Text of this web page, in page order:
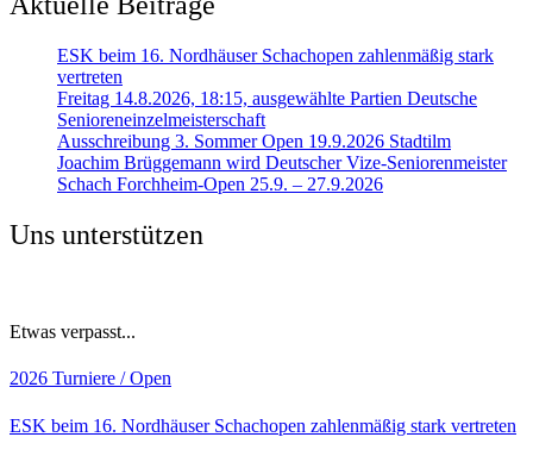
ESK beim 16. Nordhäuser Schachopen zahlenmäßig stark
vertreten
Freitag 14.8.2026, 18:15, ausgewählte Partien Deutsche
Senioreneinzelmeisterschaft
Ausschreibung 3. Sommer Open 19.9.2026 Stadtilm
Joachim Brüggemann wird Deutscher Vize-Seniorenmeister
Schach Forchheim-Open 25.9. – 27.9.2026
Uns unterstützen
Etwas verpasst...
2026 Turniere / Open
ESK beim 16. Nordhäuser Schachopen zahlenmäßig stark vertreten